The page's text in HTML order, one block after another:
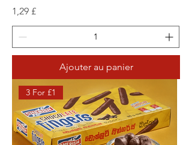
Prix
1,29 £
Ajouter au panier
3 For £1